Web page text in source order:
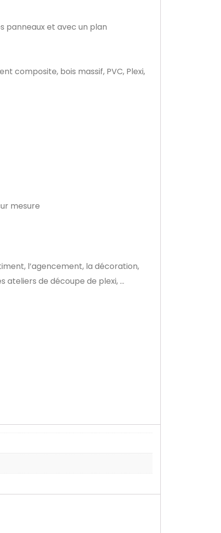
panneaux et avec un plan
composite, bois massif, PVC, Plexi,
mesure
l’agencement, la décoration,
ateliers de découpe de plexi, …